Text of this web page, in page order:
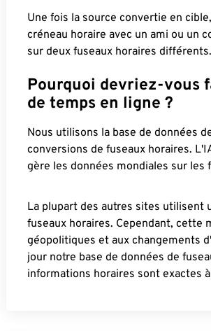
Une fois la source convertie en
créneau horaire avec un ami ou un
sur deux fuseaux horaires différents.
Pourquoi devriez-vous
de temps en ligne ?
Nous utilisons la base de données
conversions de fuseaux horaires.
gère les données mondiales sur les
La plupart des autres sites utilisent
fuseaux horaires. Cependant, cette
géopolitiques et aux changements
jour notre base de données de
informations horaires sont exactes à